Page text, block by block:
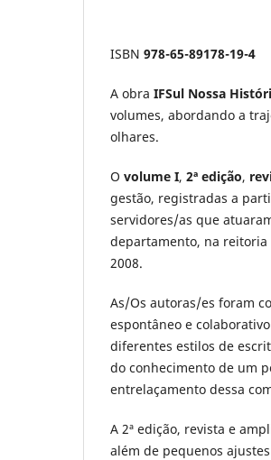
ISBN 978-65-89178-19-4
A obra IFSul Nossa
volumes, abordando a
olhares.
O volume I, 2ª edição,
gestão, registradas a
servidores/as que
departamento, na reitoria
2008.
As/Os autoras/es foram
espontâneo e
diferentes estilos de
do conhecimento de um
entrelaçamento dessa
A 2ª edição, revista e
além de pequenos